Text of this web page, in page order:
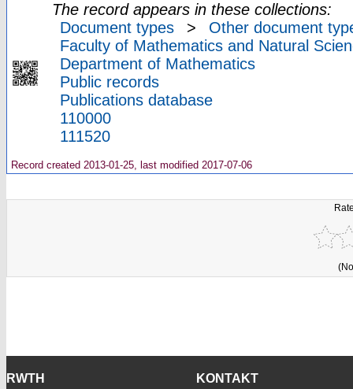
The record appears in these collections:
Document types
>
Other document
Faculty of Mathematics and Natural
Department of Mathematics
Public records
Publications database
110000
111520
Record created 2013-01-25, last modified 2017-07-06
RWTH KONTAKT